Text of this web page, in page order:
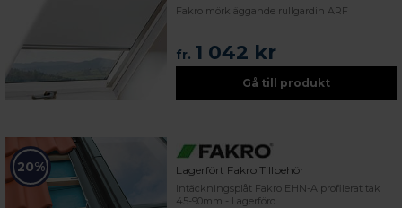
Fakro mörkläggande rullgardin ARF
fr. 1 042 kr
Gå till produkt
20% Lagerfört Fakro Tillbehör
Intäckningsplåt Fakro EHN-A profilerat tak
45-90mm - Lagerförd